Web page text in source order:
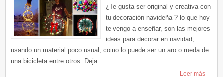
¿Te gusta ser original y creativa con
tu decoración navideña ? lo que hoy
te vengo a enseñar, son las mejores
ideas para decorar en navidad,
usando un material poco usual, como lo puede ser un aro o rueda de
una bicicleta entre otros. Deja...
Leer más